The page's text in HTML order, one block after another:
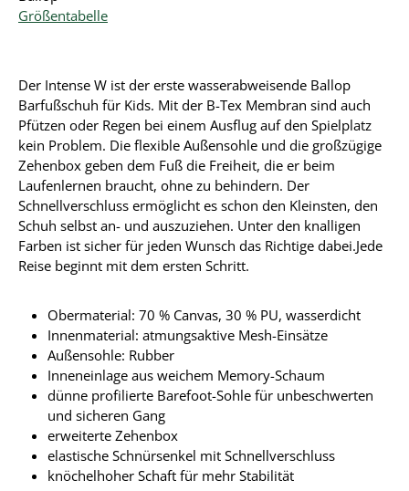
Größentabelle
Der Intense W ist der erste wasserabweisende Ballop
Barfußschuh für Kids. Mit der B-Tex Membran sind auch
Pfützen oder Regen bei einem Ausflug auf den Spielplatz
kein Problem. Die flexible Außensohle und die großzügige
Zehenbox geben dem Fuß die Freiheit, die er beim
Laufenlernen braucht, ohne zu behindern. Der
Schnellverschluss ermöglicht es schon den Kleinsten, den
Schuh selbst an- und auszuziehen. Unter den knalligen
Farben ist sicher für jeden Wunsch das Richtige dabei.Jede
Reise beginnt mit dem ersten Schritt.
Obermaterial: 70 % Canvas, 30 % PU, wasserdicht
Innenmaterial: atmungsaktive Mesh-Einsätze
Außensohle: Rubber
Inneneinlage aus weichem Memory-Schaum
dünne profilierte Barefoot-Sohle für unbeschwerten
und sicheren Gang
erweiterte Zehenbox
elastische Schnürsenkel mit Schnellverschluss
knöchelhoher Schaft für mehr Stabilität